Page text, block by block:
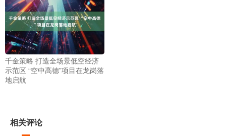
千金策略 打造全场景低空经济
示范区 “空中高德”项目在龙岗落
地启航
相关评论